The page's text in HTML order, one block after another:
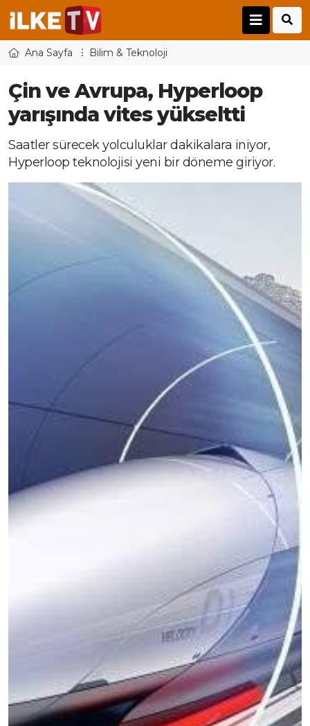
Ana Sayfa Bilim & Teknoloji
Çin ve Avrupa, Hyperloop
yarışında vites yükseltti
Saatler sürecek yolculuklar dakikalara iniyor,
Hyperloop teknolojisi yeni bir döneme giriyor.